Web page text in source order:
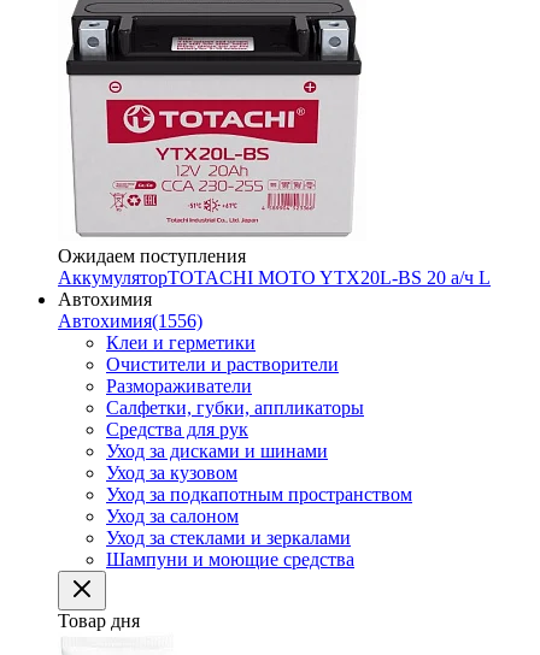
Ожидаем поступления
АккумуляторTOTACHI MOTO YTX20L-BS 20 а/ч L
Автохимия
Автохимия(1556)
Клеи и герметики
Очистители и растворители
Размораживатели
Салфетки, губки, аппликаторы
Средства для рук
Уход за дисками и шинами
Уход за кузовом
Уход за подкапотным пространством
Уход за салоном
Уход за стеклами и зеркалами
Шампуни и моющие средства
Товар дня